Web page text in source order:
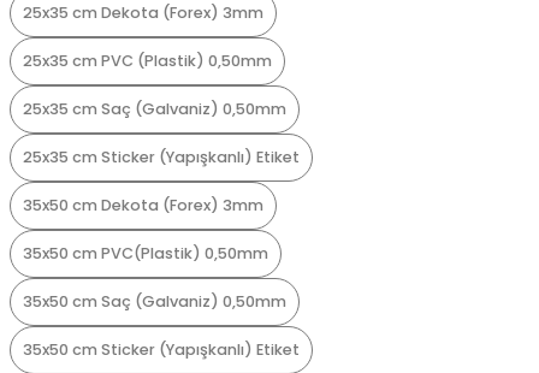
25x35 cm Dekota (Forex) 3mm
25x35 cm PVC (Plastik) 0,50mm
25x35 cm Saç (Galvaniz) 0,50mm
25x35 cm Sticker (Yapışkanlı) Etiket
35x50 cm Dekota (Forex) 3mm
35x50 cm PVC(Plastik) 0,50mm
35x50 cm Saç (Galvaniz) 0,50mm
35x50 cm Sticker (Yapışkanlı) Etiket